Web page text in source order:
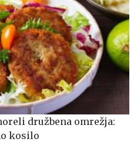
družbena omrežja:
kosilo